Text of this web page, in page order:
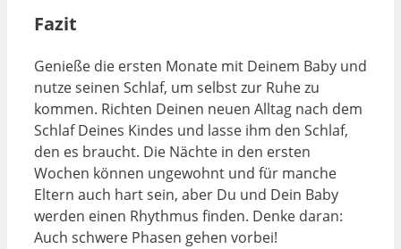
Fazit
Genieße die ersten Monate mit Deinem Baby und
nutze seinen Schlaf, um selbst zur Ruhe zu
kommen. Richten Deinen neuen Alltag nach dem
Schlaf Deines Kindes und lasse ihm den Schlaf,
den es braucht. Die Nächte in den ersten
Wochen können ungewohnt und für manche
Eltern auch hart sein, aber Du und Dein Baby
werden einen Rhythmus finden. Denke daran:
Auch schwere Phasen gehen vorbei!